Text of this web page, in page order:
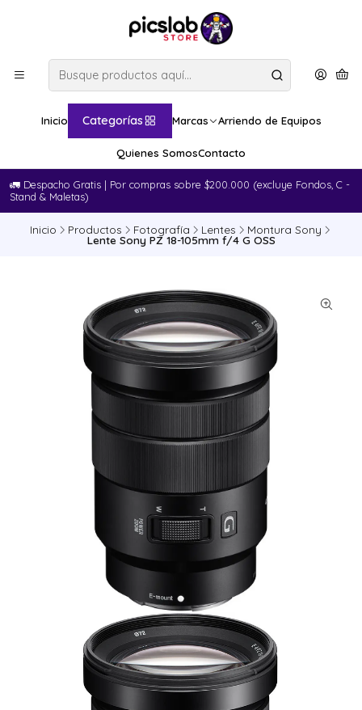
Inicio Categorías Marcas Arriendo de Equipos
Quienes SomosContacto
🚛​ Despacho Gratis | Por compras sobre $200.000 (excluye Fondos, C -
Stand & Maletas)
Inicio Productos Fotografía Lentes Montura Sony
Lente Sony PZ 18-105mm f/4 G OSS